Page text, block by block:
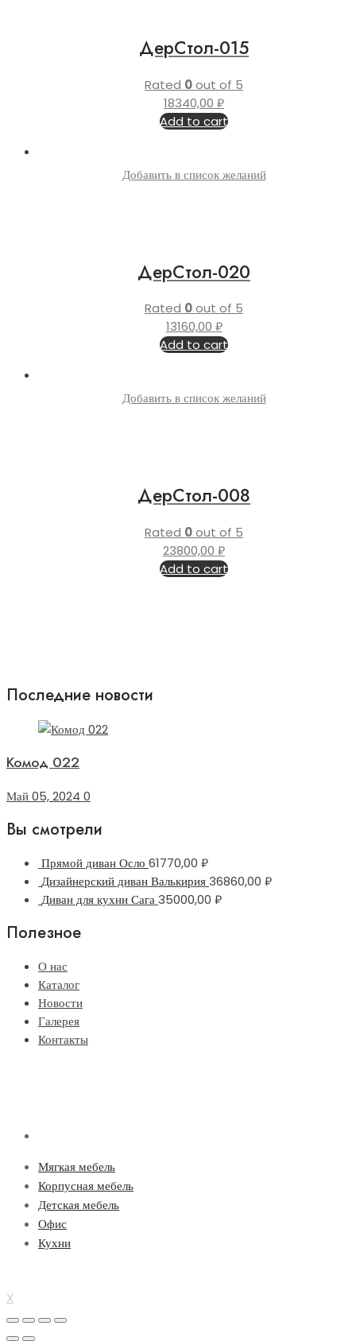
ДерСтол-015
Rated 0out of 5
18340,00 ₽
Add to cart
Добавить в список желаний
ДерСтол-020
Rated 0out of 5
13160,00 ₽
Add to cart
Добавить в список желаний
ДерСтол-008
Rated 0out of 5
23800,00 ₽
Add to cart
Последние новости
Комод 022
Май 05, 2024 0
Вы смотрели
Прямой диван Осло 61770,00 ₽
Дизайнерский диван Валькирия36860,00 ₽
Диван для кухни Сага35000,00 ₽
Полезное
О нас
Каталог
Новости
Галерея
Контакты
Мягкая мебель
Корпусная мебель
Детская мебель
Офис
Кухни
X